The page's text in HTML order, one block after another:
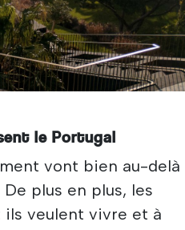
le Portugal
vont bien au-delà
plus en plus, les
veulent vivre et à